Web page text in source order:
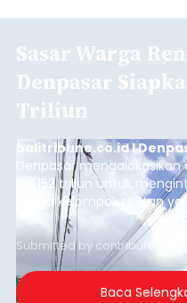
Sasar Warga
Denpasar
Triliun
balitribune.co.id I
Denpasar
Rp1,152 triliun untuk
warga kelompok rentan
garis kemiskinan. Langkah
guna menjaga
kelompok desil 5 dan 6
merosot ke kategori miskin.
Submitted by contributor
Baca